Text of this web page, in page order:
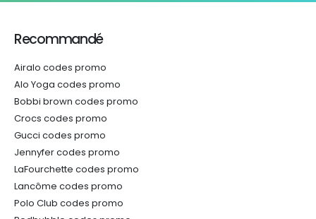
Recommandé
Airalo codes promo
Alo Yoga codes promo
Bobbi brown codes promo
Crocs codes promo
Gucci codes promo
Jennyfer codes promo
LaFourchette codes promo
Lancôme codes promo
Polo Club codes promo